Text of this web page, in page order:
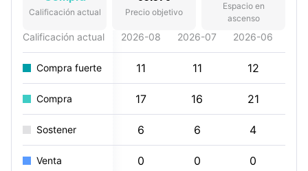
Calificación actual Precio objetivo
Espacio en
ascenso
Calificación actual 2026-08 2026-07 2026-06
Compra fuerte 11 11 12
Compra 17 16 21
Sostener 6 6 4
Venta 0 0 0